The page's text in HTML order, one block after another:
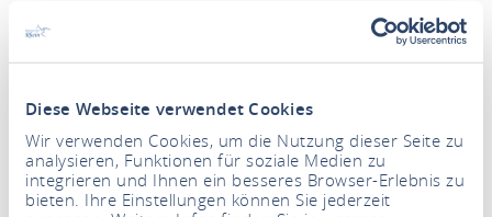
Diese Webseite verwendet Cookies
Wir verwenden Cookies, um die Nutzung dieser Seite zu
analysieren, Funktionen für soziale Medien zu
integrieren und Ihnen ein besseres Browser-Erlebnis zu
bieten. Ihre Einstellungen können Sie jederzeit